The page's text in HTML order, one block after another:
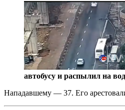
автобусу и распылил на
Нападавшему — 37. Его